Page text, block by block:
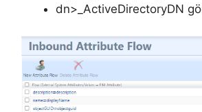
dn>_ActiveDirectoryDN